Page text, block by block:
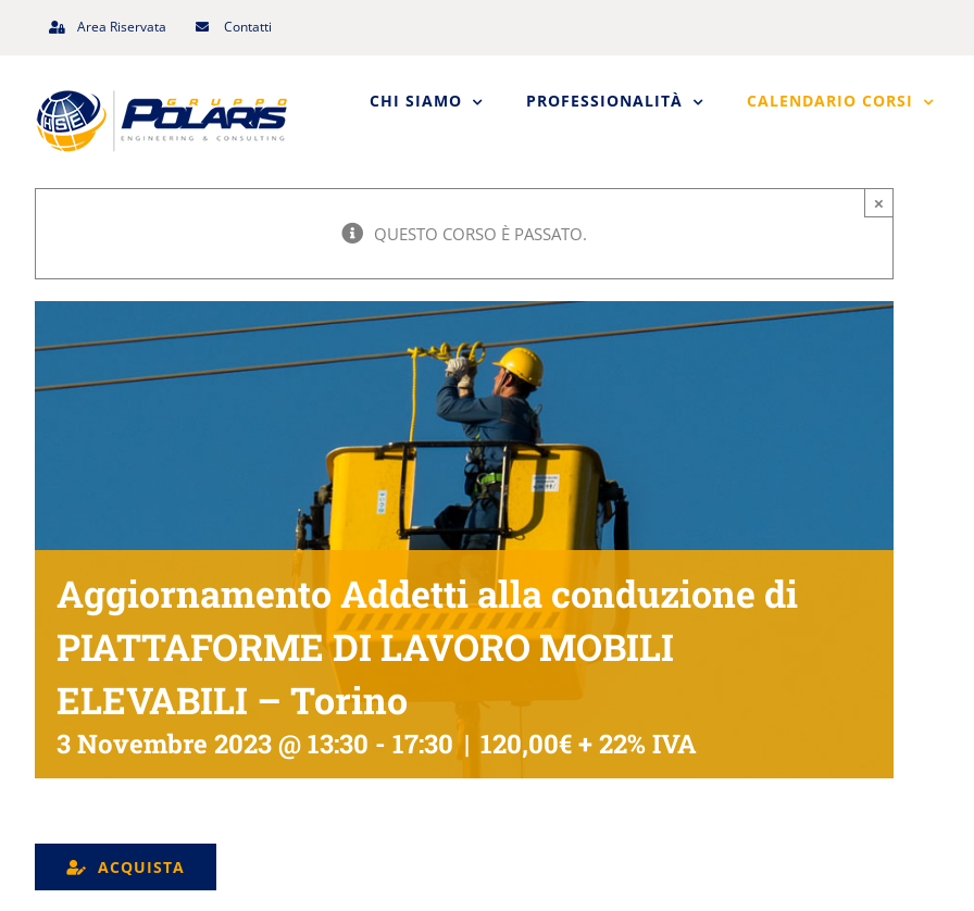
contenuto
Area Riservata Contatti
CHI SIAMO PROFESSIONALITÀ CALENDARIO CORSI
QUESTO CORSO È PASSATO.
×
Aggiornamento Addetti alla conduzione di
PIATTAFORME DI LAVORO MOBILI
ELEVABILI – Torino
3 Novembre 2023 @ 13:30 - 17:30 | 120,00€ + 22% IVA
ACQUISTA